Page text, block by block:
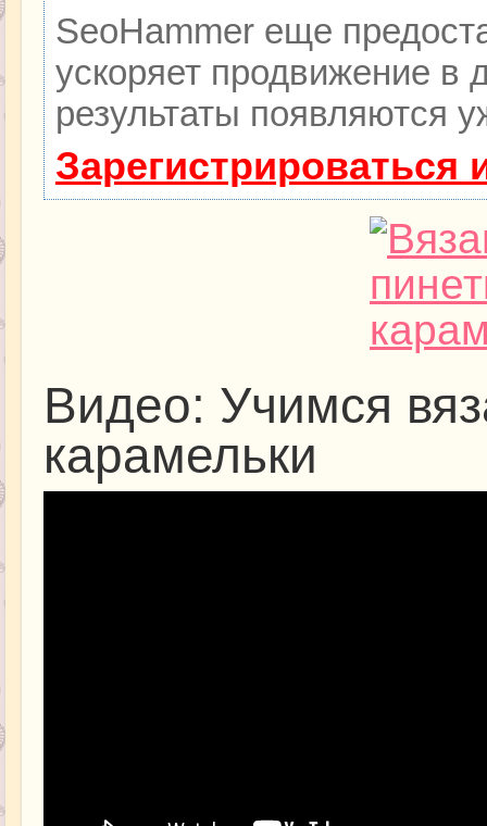
SeoHammer еще
ускоряет продвижение в
результаты появляются
Видео: Учимся
карамельки